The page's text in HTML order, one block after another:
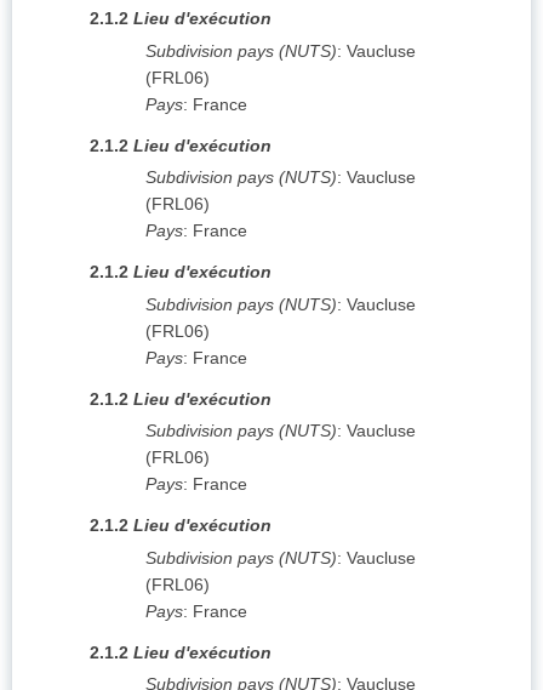
2.1.2 Lieu d'exécution
Subdivision pays (NUTS): Vaucluse
(FRL06)
Pays: France
2.1.2 Lieu d'exécution
Subdivision pays (NUTS): Vaucluse
(FRL06)
Pays: France
2.1.2 Lieu d'exécution
Subdivision pays (NUTS): Vaucluse
(FRL06)
Pays: France
2.1.2 Lieu d'exécution
Subdivision pays (NUTS): Vaucluse
(FRL06)
Pays: France
2.1.2 Lieu d'exécution
Subdivision pays (NUTS): Vaucluse
(FRL06)
Pays: France
2.1.2 Lieu d'exécution
Subdivision pays (NUTS): Vaucluse